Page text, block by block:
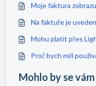
Moje faktura
Na faktuře je
Mohu platit přes
Proč bych měl
Mohlo by se